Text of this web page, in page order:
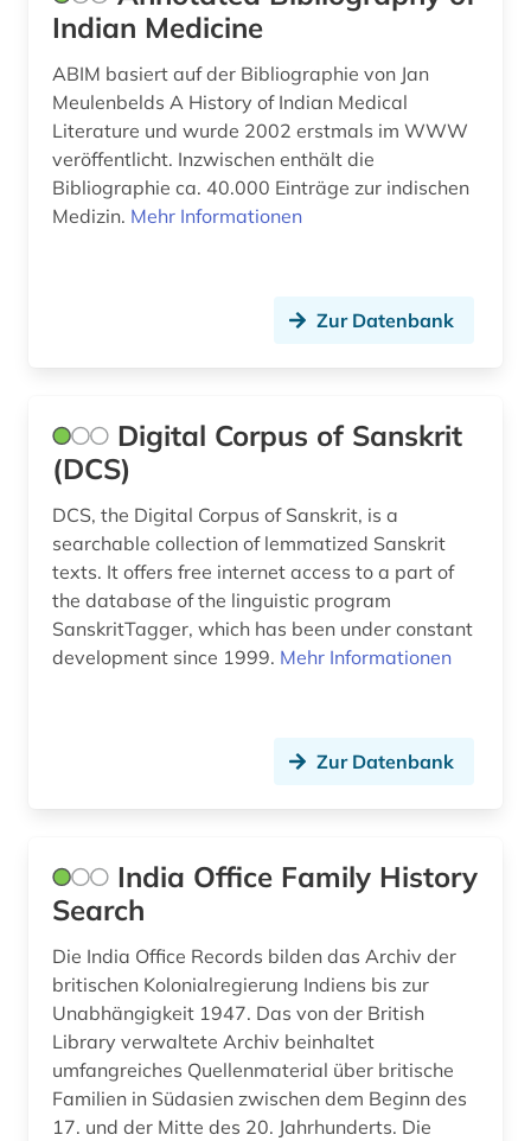
Indian Medicine
ABIM basiert auf der Bibliographie von Jan
Meulenbelds A History of Indian Medical
Literature und wurde 2002 erstmals im WWW
veröffentlicht. Inzwischen enthält die
Bibliographie ca. 40.000 Einträge zur indischen
Medizin. Mehr Informationen
Zur Datenbank
Digital Corpus of Sanskrit
(DCS)
DCS, the Digital Corpus of Sanskrit, is a
searchable collection of lemmatized Sanskrit
texts. It offers free internet access to a part of
the database of the linguistic program
SanskritTagger, which has been under constant
development since 1999. Mehr Informationen
Zur Datenbank
India Office Family History
Search
Die India Office Records bilden das Archiv der
britischen Kolonialregierung Indiens bis zur
Unabhängigkeit 1947. Das von der British
Library verwaltete Archiv beinhaltet
umfangreiches Quellenmaterial über britische
Familien in Südasien zwischen dem Beginn des
17. und der Mitte des 20. Jahrhunderts. Die